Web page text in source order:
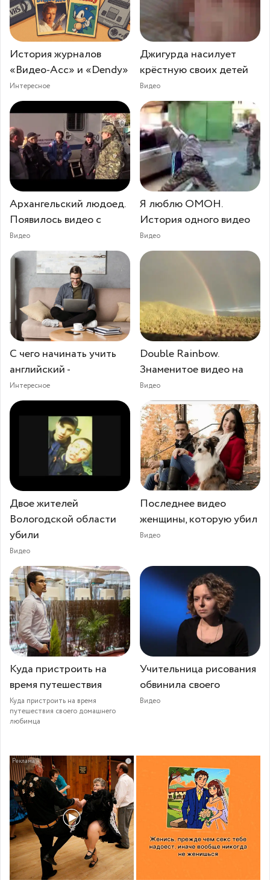
История журналов
«Видео-Асс» и «Dendy»
Интересное
Джигурда насилует
крёстную своих детей
Видео
Архангельский людоед.
Появилось видео с
Видео
Я люблю ОМОН.
История одного видео
Видео
С чего начинать учить
английский -
Интересное
Double Rainbow.
Знаменитое видео на
Видео
Двое жителей
Вологодской области
убили
Видео
Последнее видео
женщины, которую убил
Видео
Куда пристроить на
время путешествия
Куда пристроить на время
путешествия своего домашнего
любимца
Учительница рисования
обвинила своего
Видео
i